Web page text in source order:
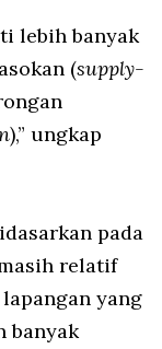
lebih banyak
(supply-
),” ungkap
pada
relatif
yang
banyak